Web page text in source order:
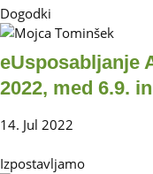
Dogodki
eUsposabljanje
2022, med 6.9.
14. Jul 2022
Izpostavljamo